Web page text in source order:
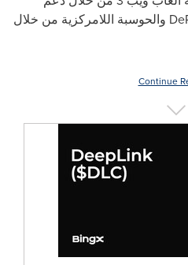
صناعة الذكاء الاصطناعي وDePIN والحوسبة اللامركزية من خلال
Continue